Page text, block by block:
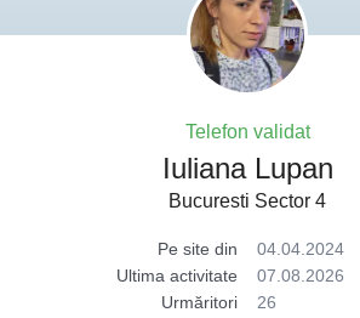
Telefon validat
Iuliana Lupan
Bucuresti Sector 4
Pe site din
04.04.2024
Ultima activitate
07.08.2026
Urmăritori
26